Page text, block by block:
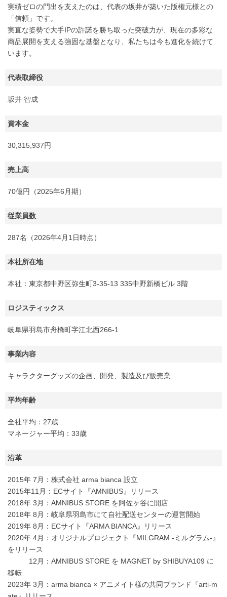
実績ゼロの門出を支えたのは、代表の坂井が築いた版権元様との
「信頼」です。
実直な姿勢で大手IPの許諾を勝ち取った突破力が、現在の多彩な
商品展開を支える強固な基盤となり、私たちは今も進化を続けて
います。
代表取締役
坂井 智成
資本金
30,315,937円
売上高
70億円（2025年6月期）
従業員数
287名（2026年4月1日時点）
本社所在地
本社：東京都中野区弥生町3-35-13 335中野新橋ビル 3階
ロジスティックス
岐阜県羽島市舟橋町字江北西266-1
事業内容
キャラクターグッズの企画、開発、製造及び販売業
平均年齢
全社平均：27歳
マネージャー平均：33歳
沿革
2015年 7月：株式会社 arma bianca 設立
2015年11月：ECサイト『AMNIBUS』リリース
2018年 3月：AMNIBUS STORE を阿佐ヶ谷に開店
2018年 8月：岐阜県羽島市にて自社配送センターの運営開始
2019年 8月：ECサイト『ARMA BIANCA』リリース
2020年 4月：オリジナルプロジェクト『MILGRAM -ミルグラム-』
をリリース
12月：AMNIBUS STORE を MAGNET by SHIBUYA109 に
移転
2023年 3月：arma bianca × アニメイト様の共同ブランド『arti-m